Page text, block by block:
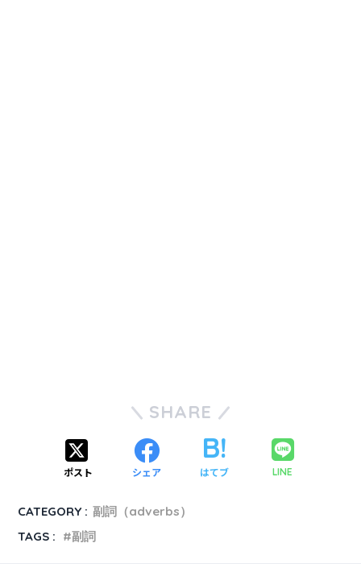
SHARE
ポスト シェア はてブ LINE
CATEGORY : 副詞（adverbs）
TAGS :
副詞